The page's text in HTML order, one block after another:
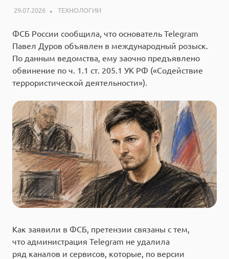
29.07.2026 РЕДАКЦИЯ
ТЕХНОЛОГИИ
ФСБ России сообщила, что основатель Telegram
Павел Дуров объявлен в международный розыск.
По данным ведомства, ему заочно предъявлено
обвинение по ч. 1.1 ст. 205.1 УК РФ («Содействие
террористической деятельности»).
Как заявили в ФСБ, претензии связаны с тем,
что администрация Telegram не удалила
ряд каналов и сервисов, которые, по версии